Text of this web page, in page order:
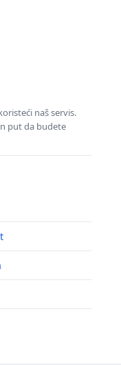
naš servis.
put da budete